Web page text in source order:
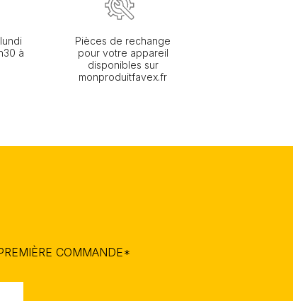
à
Pièces de rechange
pour votre appareil
disponibles sur
monproduitfavex.fr
COMMANDE*